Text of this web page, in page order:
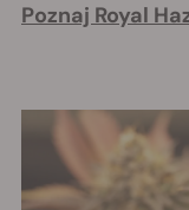
Poznaj Royal